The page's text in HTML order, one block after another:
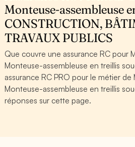
Monteuse-assembleuse
CONSTRUCTION,
TRAVAUX PUBLICS
Que couvre une assurance RC pour
Monteuse-assembleuse en treillis
assurance RC PRO pour le métier
Monteuse-assembleuse en treillis
réponses sur cette page.